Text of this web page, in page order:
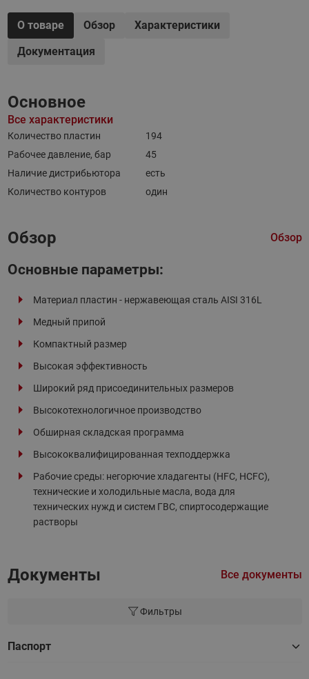
О товаре Обзор
Характеристики
Документация
Основное
Все характеристики
Количество пластин
194
Рабочее давление, бар
45
Наличие дистрибьютора
есть
Количество контуров
один
Обзор Обзор
Основные параметры:
Материал пластин - нержавеющая сталь AISI 316L
Медный припой
Компактный размер
Высокая эффективность
Широкий ряд присоединительных размеров
Высокотехнологичное производство
Обширная складская программа
Высококвалифицированная техподдержка
Рабочие среды: негорючие хладагенты (HFC, HCFC),
технические и холодильные масла, вода для
технических нужд и систем ГВС, спиртосодержащие
растворы
Документы Все документы
Фильтры
Паспорт